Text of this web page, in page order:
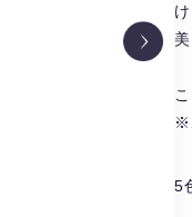
※
5